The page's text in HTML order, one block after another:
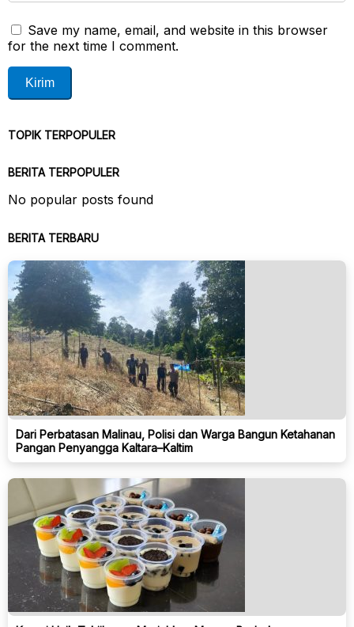
Save my name, email, and website in this browser
for the next time I comment.
TOPIK TERPOPULER
BERITA TERPOPULER
No popular posts found
BERITA TERBARU
Dari Perbatasan Malinau, Polisi dan Warga Bangun Ketahanan
Pangan Penyangga Kaltara–Kaltim